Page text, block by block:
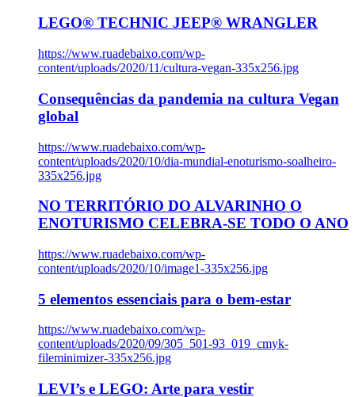
LEGO® TECHNIC JEEP® WRANGLER
https://www.ruadebaixo.com/wp-
content/uploads/2020/11/cultura-vegan-335x256.jpg
Consequências da pandemia na cultura Vegan
global
https://www.ruadebaixo.com/wp-
content/uploads/2020/10/dia-mundial-enoturismo-soalheiro-
335x256.jpg
NO TERRITÓRIO DO ALVARINHO O
ENOTURISMO CELEBRA-SE TODO O ANO
https://www.ruadebaixo.com/wp-
content/uploads/2020/10/image1-335x256.jpg
5 elementos essenciais para o bem-estar
https://www.ruadebaixo.com/wp-
content/uploads/2020/09/305_501-93_019_cmyk-
fileminimizer-335x256.jpg
LEVI’s e LEGO: Arte para vestir